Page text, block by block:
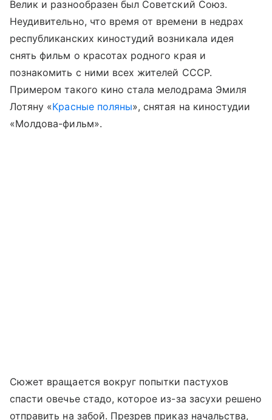
Велик и разнообразен был Советский Союз.
Неудивительно, что время от времени в недрах
республиканских киностудий возникала идея
снять фильм о красотах родного края и
познакомить с ними всех жителей СССР.
Примером такого кино стала мелодрама Эмиля
Лотяну «Красные поляны», снятая на киностудии
«Молдова-фильм».
Сюжет вращается вокруг попытки пастухов
спасти овечье стадо, которое из-за засухи решено
отправить на забой. Презрев приказ начальства,